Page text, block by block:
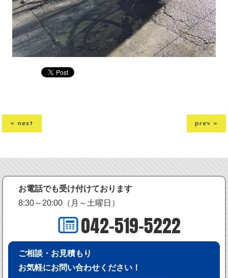
« next prev »
お電話でも受け付けております
8:30～20:00（月～土曜日）
042-519-5222
ご相談・お見積もり
お気軽にお問い合わせください！